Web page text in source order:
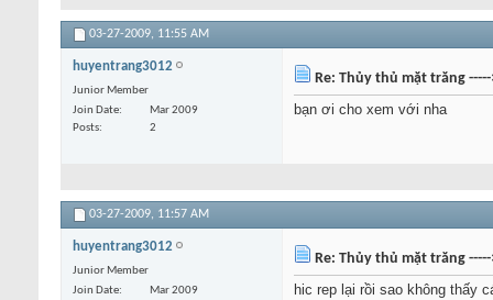
03-27-2009, 11:55 AM
huyentrang3012
Junior Member
Join Date
Mar 2009
Posts
2
Re: Thủy thủ mặt trăng
bạn ơi cho xem với nha
03-27-2009, 11:57 AM
huyentrang3012
Junior Member
Join Date
Mar 2009
Re: Thủy thủ mặt trăng
hic rep lại rồi sao không thấy